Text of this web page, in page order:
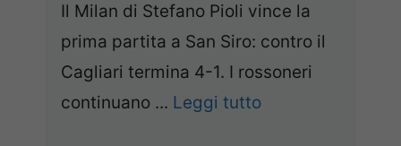
Il Milan di Stefano Pioli vince la
prima partita a San Siro: contro il
Cagliari termina 4-1. I rossoneri
continuano ... Leggi tutto